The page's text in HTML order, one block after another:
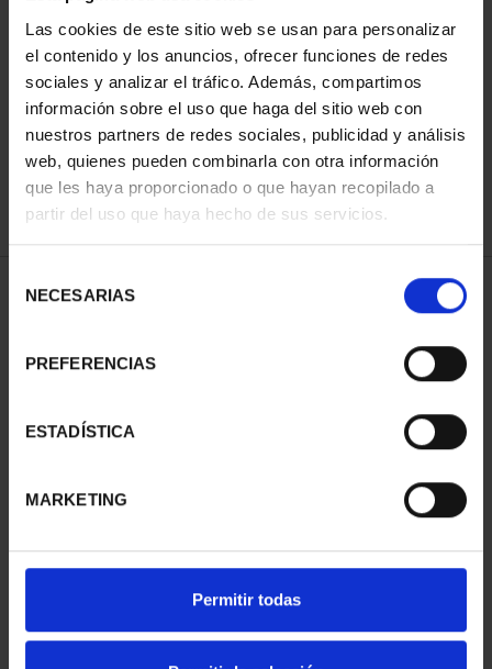
Las cookies de este sitio web se usan para personalizar
el contenido y los anuncios, ofrecer funciones de redes
sociales y analizar el tráfico. Además, compartimos
información sobre el uso que haga del sitio web con
nuestros partners de redes sociales, publicidad y análisis
web, quienes pueden combinarla con otra información
que les haya proporcionado o que hayan recopilado a
partir del uso que haya hecho de sus servicios.
NECESARIAS
PREFERENCIAS
ESTADÍSTICA
MARKETING
Permitir todas
ORDENAR POR:
REFINAR
1 Productos encontrados
PROVINCIA COLECCION
COMPLET...